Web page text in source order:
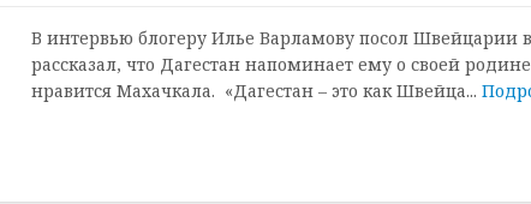
В интервью блогеру Илье Варламову посол Швейцарии
рассказал, что Дагестан напоминает ему о своей
нравится Махачкала. «Дагестан – это как Швейца...